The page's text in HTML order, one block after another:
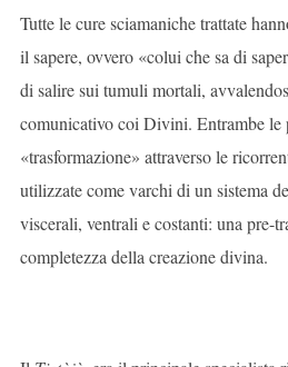
Tutte le cure sciamaniche trattate
il sapere, ovvero «colui che sa di
di salire sui tumuli mortali,
comunicativo coi Divini. Entrambe le
«trasformazione» attraverso le
utilizzate come varchi di un sistema
viscerali, ventrali e costanti: una pre-
completezza della creazione divina.